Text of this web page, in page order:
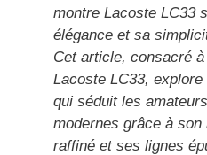
montre Lacoste LC33
élégance et sa
Cet article, consacré
Lacoste LC33,
qui séduit les
modernes grâce à
raffiné et ses lignes